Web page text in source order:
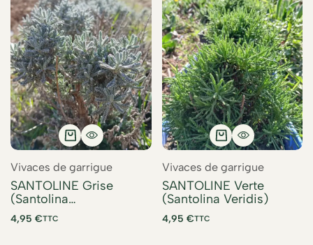
Vivaces de garrigue
SANTOLINE Grise
(Santolina
Chamaecyparessus)
4,95 €TTC
Vivaces de garrigue
SANTOLINE Verte
(Santolina Veridis)
4,95 €TTC